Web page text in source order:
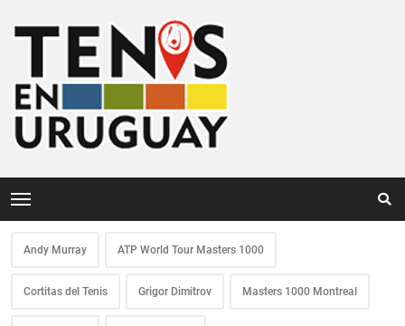
Andy Murray ATP World Tour Masters 1000
Cortitas del Tenis Grigor Dimitrov Masters 1000 Montreal